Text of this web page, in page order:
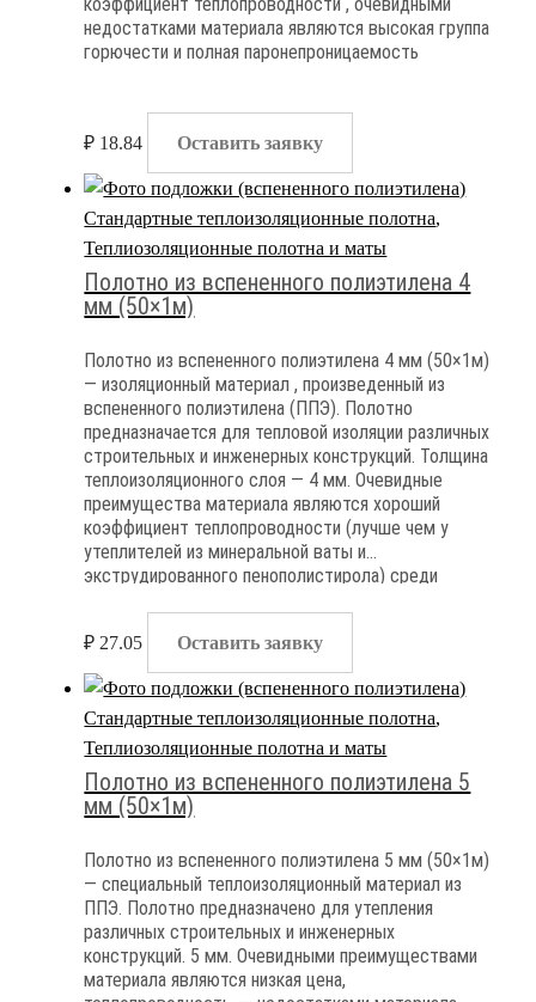
недостатками материала являются высокая группа
горючести и полная паронепроницаемость
₽ 18.84 Оставить заявку
Стандартные теплоизоляционные полотна,
Теплиозоляционные полотна и маты
Полотно из вспененного полиэтилена 4
мм (50×1м)
Полотно из вспененного полиэтилена 4 мм (50×1м)
— изоляционный материал , произведенный из
вспененного полиэтилена (ППЭ). Полотно
предназначается для тепловой изоляции различных
строительных и инженерных конструкций. Толщина
теплоизоляционного слоя — 4 мм. Очевидные
преимущества материала являются хороший
коэффициент теплопроводности (лучше чем у
утеплителей из минеральной ваты и
экструдированного пенополистирола) среди
₽ 27.05 Оставить заявку
Стандартные теплоизоляционные полотна,
Теплиозоляционные полотна и маты
Полотно из вспененного полиэтилена 5
мм (50×1м)
Полотно из вспененного полиэтилена 5 мм (50×1м)
— специальный теплоизоляционный материал из
ППЭ. Полотно предназначено для утепления
различных строительных и инженерных
конструкций. 5 мм. Очевидными преимуществами
материала являются низкая цена,